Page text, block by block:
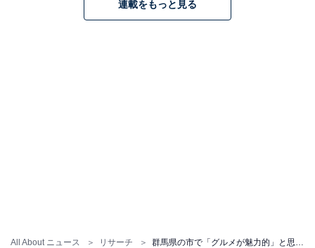
All About ニュース リサーチ
1 2
連載をもっと見る